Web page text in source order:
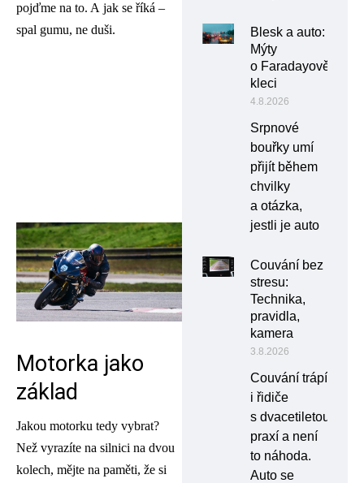
pojďme na to. A jak se říká –
spal gumu, ne duši.
Motorka jako
základ
Jakou motorku tedy vybrat?
Než vyrazíte na silnici na dvou
kolech, mějte na paměti, že si
Blesk a auto:
Mýty
o Faradayově
kleci
4.8.2026
Srpnové
bouřky umí
přijít během
chvilky
a otázka,
jestli je auto
Couvání bez
stresu:
Technika,
pravidla,
kamera
3.8.2026
Couvání trápí
i řidiče
s dvacetiletou
praxí a není
to náhoda.
Auto se